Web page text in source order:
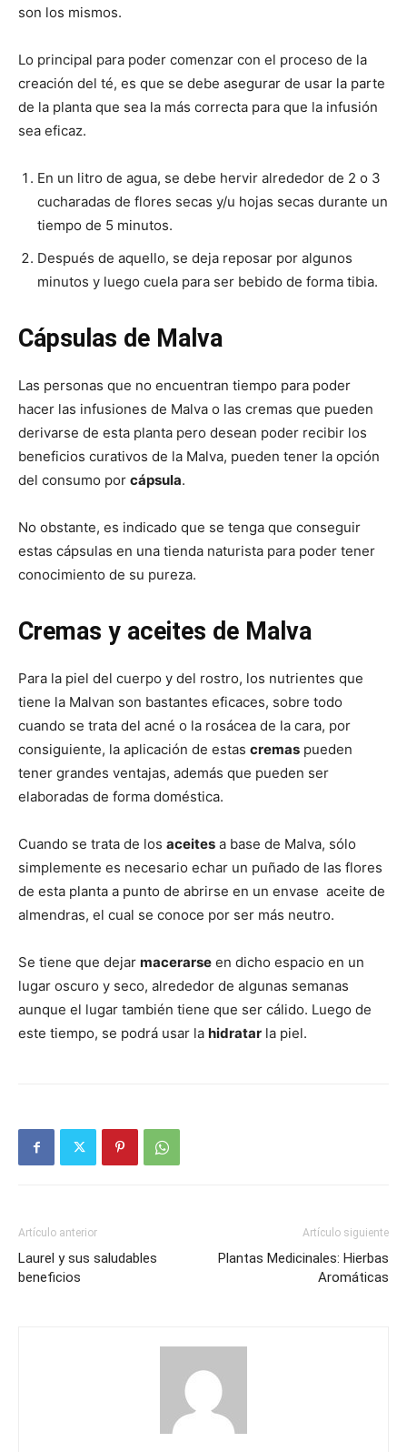
son los mismos.
Lo principal para poder comenzar con el proceso de la
creación del té, es que se debe asegurar de usar la parte
de la planta que sea la más correcta para que la infusión
sea eficaz.
En un litro de agua, se debe hervir alrededor de 2 o 3
cucharadas de flores secas y/u hojas secas durante un
tiempo de 5 minutos.
Después de aquello, se deja reposar por algunos
minutos y luego cuela para ser bebido de forma tibia.
Cápsulas de Malva
Las personas que no encuentran tiempo para poder
hacer las infusiones de Malva o las cremas que pueden
derivarse de esta planta pero desean poder recibir los
beneficios curativos de la Malva, pueden tener la opción
del consumo por cápsula.
No obstante, es indicado que se tenga que conseguir
estas cápsulas en una tienda naturista para poder tener
conocimiento de su pureza.
Cremas y aceites de Malva
Para la piel del cuerpo y del rostro, los nutrientes que
tiene la Malvan son bastantes eficaces, sobre todo
cuando se trata del acné o la rosácea de la cara, por
consiguiente, la aplicación de estas cremas pueden
tener grandes ventajas, además que pueden ser
elaboradas de forma doméstica.
Cuando se trata de los aceites a base de Malva, sólo
simplemente es necesario echar un puñado de las flores
de esta planta a punto de abrirse en un envase aceite de
almendras, el cual se conoce por ser más neutro.
Se tiene que dejar macerarse en dicho espacio en un
lugar oscuro y seco, alrededor de algunas semanas
aunque el lugar también tiene que ser cálido. Luego de
este tiempo, se podrá usar la hidratar la piel.
Artículo anterior
Laurel y sus saludables
beneficios
Artículo siguiente
Plantas Medicinales: Hierbas
Aromáticas